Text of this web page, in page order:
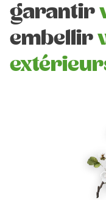
garantir
embellir